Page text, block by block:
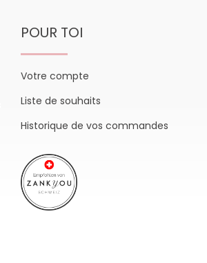
POUR TOI
Votre compte
Liste de souhaits
Historique de vos commandes